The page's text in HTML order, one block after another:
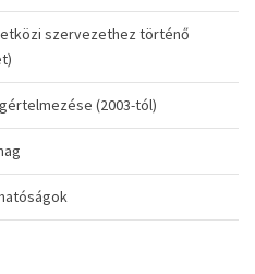
szervezethez történő
(2003-tól)